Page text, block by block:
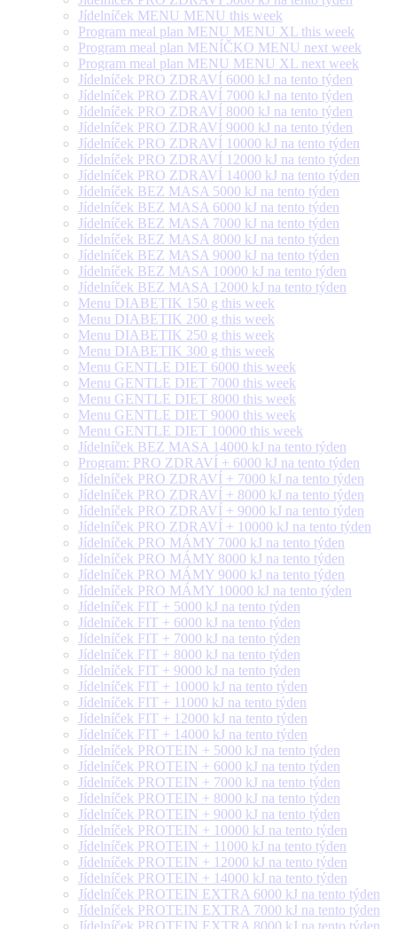
Jídelníček MENU MENU this week
Program meal plan MENU MENU XL this week
Program meal plan MENÍČKO MENU next week
Program meal plan MENU MENU XL next week
Jídelníček PRO ZDRAVÍ 6000 kJ na tento týden
Jídelníček PRO ZDRAVÍ 7000 kJ na tento týden
Jídelníček PRO ZDRAVÍ 8000 kJ na tento týden
Jídelníček PRO ZDRAVÍ 9000 kJ na tento týden
Jídelníček PRO ZDRAVÍ 10000 kJ na tento týden
Jídelníček PRO ZDRAVÍ 12000 kJ na tento týden
Jídelníček PRO ZDRAVÍ 14000 kJ na tento týden
Jídelníček BEZ MASA 5000 kJ na tento týden
Jídelníček BEZ MASA 6000 kJ na tento týden
Jídelníček BEZ MASA 7000 kJ na tento týden
Jídelníček BEZ MASA 8000 kJ na tento týden
Jídelníček BEZ MASA 9000 kJ na tento týden
Jídelníček BEZ MASA 10000 kJ na tento týden
Jídelníček BEZ MASA 12000 kJ na tento týden
Menu DIABETIK 150 g this week
Menu DIABETIK 200 g this week
Menu DIABETIK 250 g this week
Menu DIABETIK 300 g this week
Menu GENTLE DIET 6000 this week
Menu GENTLE DIET 7000 this week
Menu GENTLE DIET 8000 this week
Menu GENTLE DIET 9000 this week
Menu GENTLE DIET 10000 this week
Jídelníček BEZ MASA 14000 kJ na tento týden
Program: PRO ZDRAVÍ + 6000 kJ na tento týden
Jídelníček PRO ZDRAVÍ + 7000 kJ na tento týden
Jídelníček PRO ZDRAVÍ + 8000 kJ na tento týden
Jídelníček PRO ZDRAVÍ + 9000 kJ na tento týden
Jídelníček PRO ZDRAVÍ + 10000 kJ na tento týden
Jídelníček PRO MÁMY 7000 kJ na tento týden
Jídelníček PRO MÁMY 8000 kJ na tento týden
Jídelníček PRO MÁMY 9000 kJ na tento týden
Jídelníček PRO MÁMY 10000 kJ na tento týden
Jídelníček FIT + 5000 kJ na tento týden
Jídelníček FIT + 6000 kJ na tento týden
Jídelníček FIT + 7000 kJ na tento týden
Jídelníček FIT + 8000 kJ na tento týden
Jídelníček FIT + 9000 kJ na tento týden
Jídelníček FIT + 10000 kJ na tento týden
Jídelníček FIT + 11000 kJ na tento týden
Jídelníček FIT + 12000 kJ na tento týden
Jídelníček FIT + 14000 kJ na tento týden
Jídelníček PROTEIN + 5000 kJ na tento týden
Jídelníček PROTEIN + 6000 kJ na tento týden
Jídelníček PROTEIN + 7000 kJ na tento týden
Jídelníček PROTEIN + 8000 kJ na tento týden
Jídelníček PROTEIN + 9000 kJ na tento týden
Jídelníček PROTEIN + 10000 kJ na tento týden
Jídelníček PROTEIN + 11000 kJ na tento týden
Jídelníček PROTEIN + 12000 kJ na tento týden
Jídelníček PROTEIN + 14000 kJ na tento týden
Jídelníček PROTEIN EXTRA 6000 kJ na tento týden
Jídelníček PROTEIN EXTRA 7000 kJ na tento týden
Jídelníček PROTEIN EXTRA 8000 kJ na tento týden